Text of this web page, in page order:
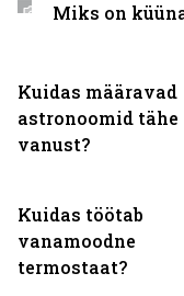
Kuidas määravad
astronoomid tähe
vanust?
Kuidas töötab
vanamoodne
termostaat?
Miks on